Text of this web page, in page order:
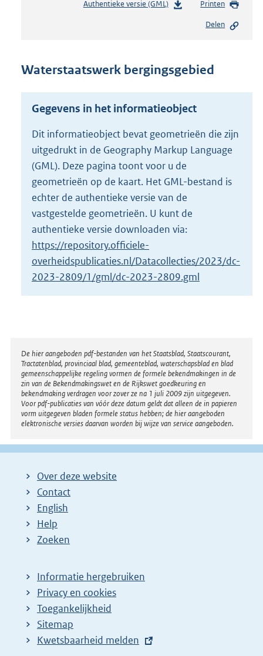
Authentieke versie (GML)b
n
d
s
r
o
t
t
e
8
9
K
Printen
Delen
Waterstaatswerk bergingsgebied
Gegevens in het informatieobject
Dit informatieobject bevat geometrieën die zijn
uitgedrukt in de Geography Markup Language
(GML). Deze pagina toont voor u de
geometrieën op de kaart. Het GML-bestand is
echter de authentieke versie van de
vastgestelde geometrieën. U kunt de
authentieke versie downloaden via:
https://repository.officiele-
overheidspublicaties.nl/Datacollecties/2023/dc-
2023-2809/1/gml/dc-2023-2809.gml
Disclaimer
De hier aangeboden pdf-bestanden van het Staatsblad, Staatscourant,
Tractatenblad, provinciaal blad, gemeenteblad, waterschapsblad en blad
gemeenschappelijke regeling vormen de formele bekendmakingen in de
zin van de Bekendmakingswet en de Rijkswet goedkeuring en
bekendmaking verdragen voor zover ze na 1 juli 2009 zijn uitgegeven.
Voor pdf-publicaties van vóór deze datum geldt dat alleen de in papieren
vorm uitgegeven bladen formele status hebben; de hier aangeboden
elektronische versies daarvan worden bij wijze van service aangeboden.
Over deze website
Contact
English
Help
Zoeken
Informatie hergebruiken
Privacy en cookies
Toegankelijkheid
Sitemap
E
Kwetsbaarheid melden